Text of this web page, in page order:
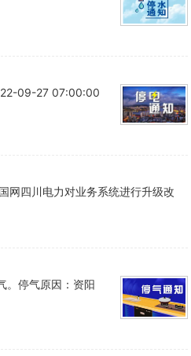
09-27 07:00:00
网四川电力对业务系统进行升级改
。停气原因：资阳